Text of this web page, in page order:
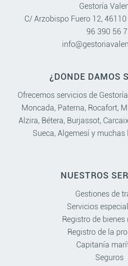
Gestoría
C/ Arzobispo Fuero 12,
96 390 56
¿DÓNDE DAMOS
Ofrecemos servicios de
Moncada, Paterna, Rocafort,
Alzira, Bétera, Burjassot,
Sueca,Algemesí y muchas
NUESTROS
Gestiones de
Servicios
Registro de bienes
Registro de la
Capitanía
Seguros